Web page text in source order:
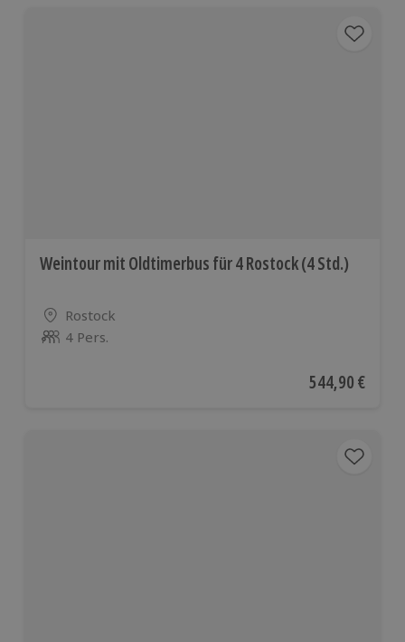
Weintour mit Oldtimerbus für 4 Rostock (4 Std.)
Standort
Rostock
Anzahl der Teilnehmer
4 Pers.
Aktueller Preis
544,90 €